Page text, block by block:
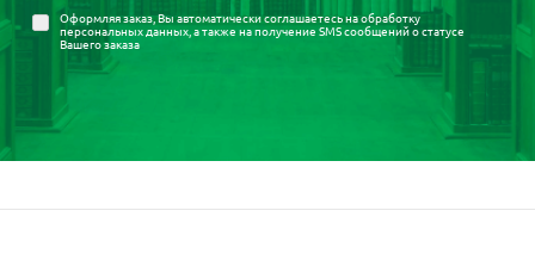
Оформляя заказ, Вы автоматически соглашаетесь наобработку
персональных данных, а также на получение SMS сообщений о статусе
Вашего заказа